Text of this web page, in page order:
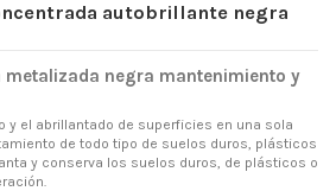
autobrillante negra
metalizada negra mantenimiento y
y el abrillantado de superficies en una sola
de todo tipo de suelos duros, plásticos
y conserva los suelos duros, de plásticos o